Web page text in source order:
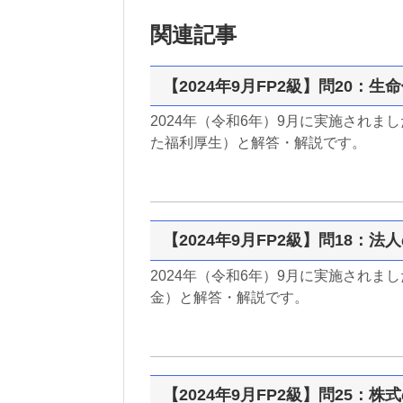
関連記事
【2024年9月FP2級】問20：生
2024年（令和6年）9月に実施されま
た福利厚生）と解答・解説です。
【2024年9月FP2級】問18：法
2024年（令和6年）9月に実施されま
金）と解答・解説です。
【2024年9月FP2級】問25：株